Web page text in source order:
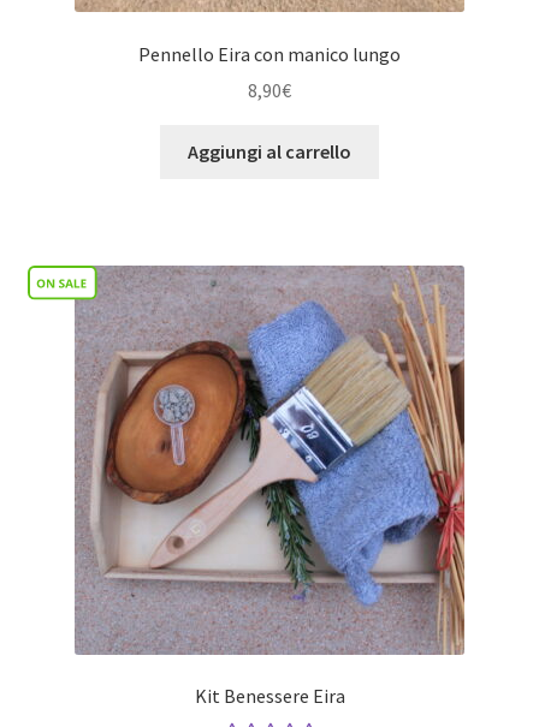
Pennello Eira con manico lungo
8,90€
Aggiungi al carrello
Kit Benessere Eira